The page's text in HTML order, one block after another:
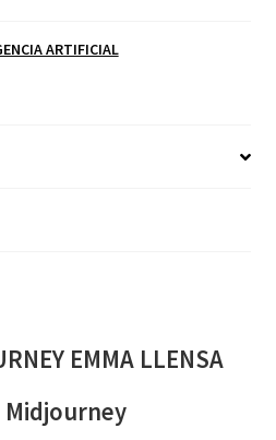
ARTIFICIAL
EMMA LLENSA
Midjourney